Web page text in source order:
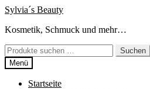
Zur
springen
Zum
springen
Sylvia´s Beauty
Kosmetik, Schmuck und mehr…
Suchen
nach:
Suchen
Menü
Startseite